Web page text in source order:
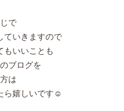
で
ていきますので
もいいことも
ブログを
は
ら嬉しいです☺️